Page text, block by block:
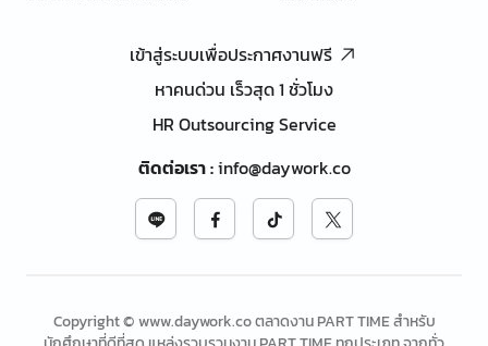
เข้าสู่ระบบเพื่อประกาศงานฟรี
หาคนด่วน เร็วสุด 1 ชั่วโมง
HR Outsourcing Service
ติดต่อเรา:info@daywork.co
Copyright © www.daywork.co ตลาดงาน PART TIME สำหรับ